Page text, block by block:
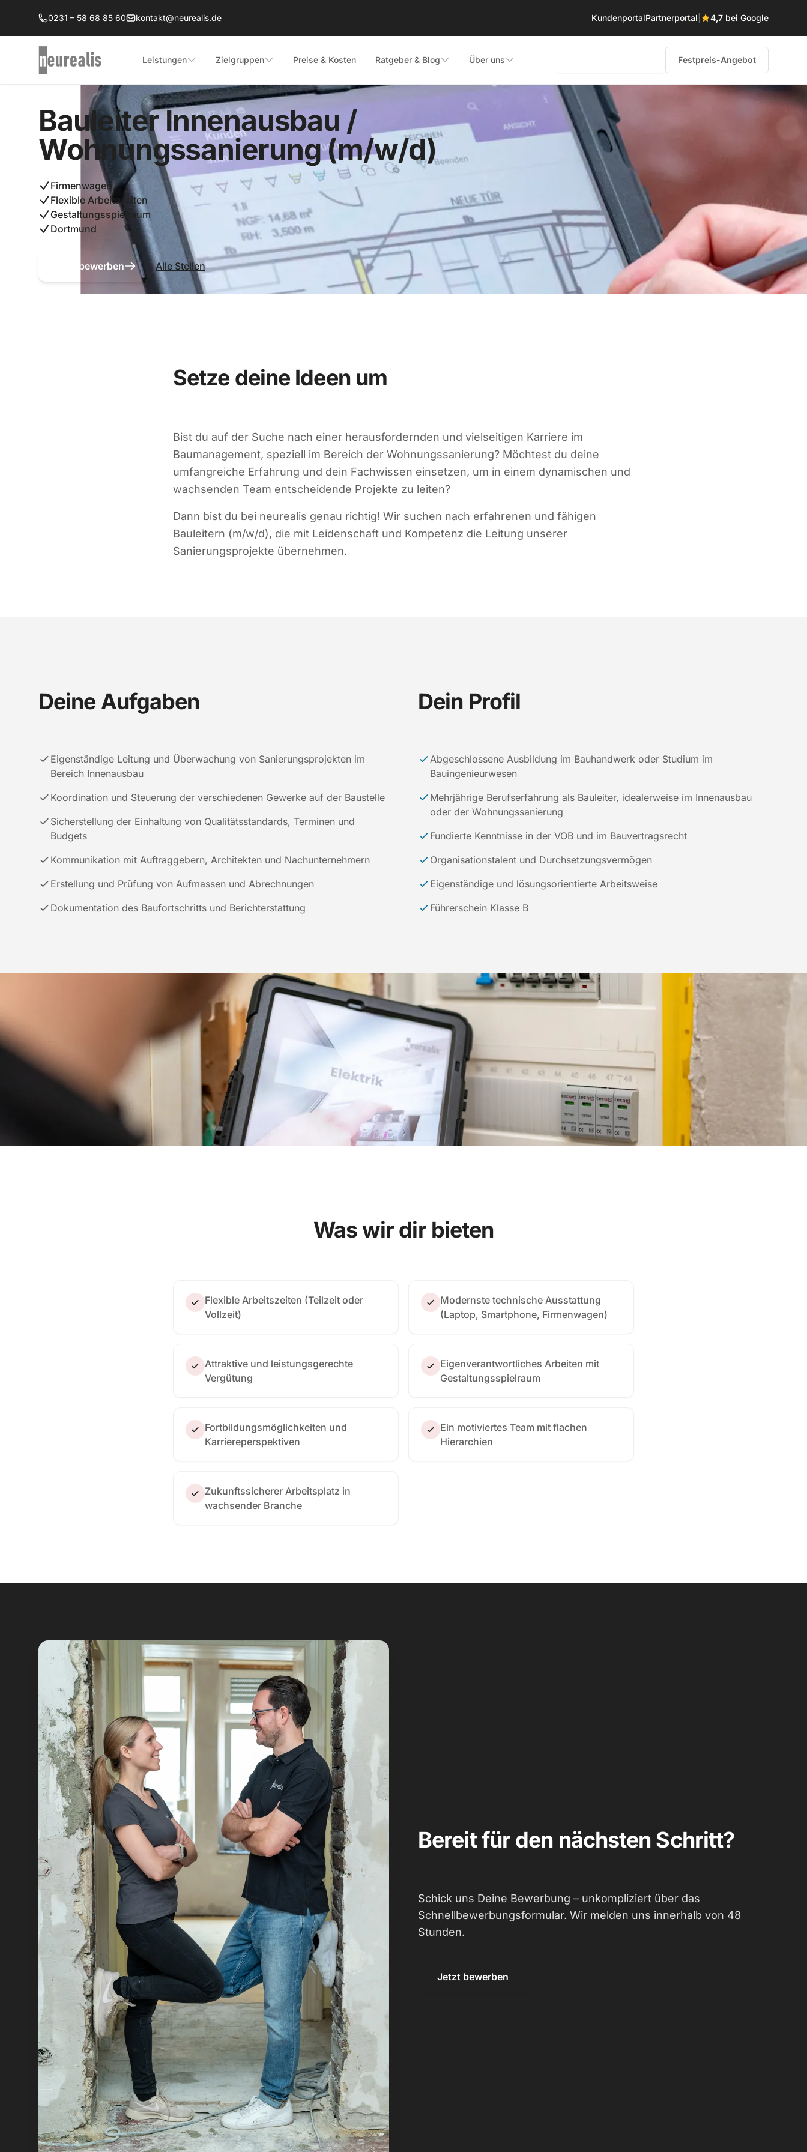
Zum Hauptinhalt springen
0231 – 58 68 85 60 kontakt@neurealis.de KundenportalPartnerportal 4,7 bei Google
Leistungen Zielgruppen Preise & Kosten Ratgeber & Blog Über uns Festpreis-Angebot
Bauleiter Innenausbau /
Wohnungssanierung (m/w/d)
Firmenwagen
Flexible Arbeitszeiten
Gestaltungsspielraum
Dortmund
Jetzt bewerben Alle Stellen
Setze deine Ideen um
Bist du auf der Suche nach einer herausfordernden und vielseitigen Karriere im
Baumanagement, speziell im Bereich der Wohnungssanierung? Möchtest du deine
umfangreiche Erfahrung und dein Fachwissen einsetzen, um in einem dynamischen und
wachsenden Team entscheidende Projekte zu leiten?
Dann bist du bei neurealis genau richtig! Wir suchen nach erfahrenen und fähigen
Bauleitern (m/w/d), die mit Leidenschaft und Kompetenz die Leitung unserer
Sanierungsprojekte übernehmen.
Deine Aufgaben
Eigenständige Leitung und Überwachung von Sanierungsprojekten im
Bereich Innenausbau
Koordination und Steuerung der verschiedenen Gewerke auf der Baustelle
Sicherstellung der Einhaltung von Qualitätsstandards, Terminen und
Budgets
Kommunikation mit Auftraggebern, Architekten und Nachunternehmern
Erstellung und Prüfung von Aufmassen und Abrechnungen
Dokumentation des Baufortschritts und Berichterstattung
Dein Profil
Abgeschlossene Ausbildung im Bauhandwerk oder Studium im
Bauingenieurwesen
Mehrjährige Berufserfahrung als Bauleiter, idealerweise im Innenausbau
oder der Wohnungssanierung
Fundierte Kenntnisse in der VOB und im Bauvertragsrecht
Organisationstalent und Durchsetzungsvermögen
Eigenständige und lösungsorientierte Arbeitsweise
Führerschein Klasse B
Was wir dir bieten
Flexible Arbeitszeiten (Teilzeit oder
Vollzeit)
Modernste technische Ausstattung
(Laptop, Smartphone, Firmenwagen)
Attraktive und leistungsgerechte
Vergütung
Eigenverantwortliches Arbeiten mit
Gestaltungsspielraum
Fortbildungsmöglichkeiten und
Karriereperspektiven
Ein motiviertes Team mit flachen
Hierarchien
Zukunftssicherer Arbeitsplatz in
wachsender Branche
Bereit für den nächsten Schritt?
Schick uns Deine Bewerbung – unkompliziert über das
Schnellbewerbungsformular. Wir melden uns innerhalb von 48
Stunden.
Jetzt bewerben